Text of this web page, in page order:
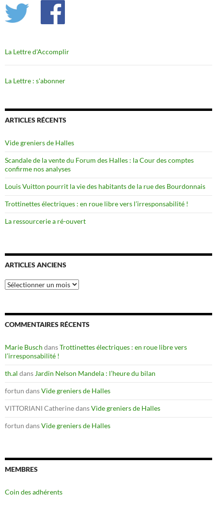
La Lettre d'Accomplir
La Lettre : s'abonner
ARTICLES RÉCENTS
Vide greniers de Halles
Scandale de la vente du Forum des Halles : la Cour des comptes
confirme nos analyses
Louis Vuitton pourrit la vie des habitants de la rue des Bourdonnais
Trottinettes électriques : en roue libre vers l’irresponsabilité !
La ressourcerie a ré-ouvert
ARTICLES ANCIENS
Articles
anciens
COMMENTAIRES RÉCENTS
Marie Busch dansTrottinettes électriques : en roue libre vers
l’irresponsabilité !
th.al dans Jardin Nelson Mandela : l’heure du bilan
fortun dansVide greniers de Halles
VITTORIANI CatherinedansVide greniers de Halles
fortun dansVide greniers de Halles
MEMBRES
Coin des adhérents